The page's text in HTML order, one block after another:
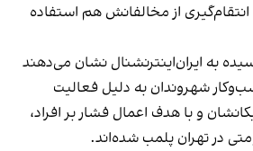
از مخالفانش هم استفاده
به ایران‌اینترنشنال نشان می‌دهند
شهروندان به دلیل فعالیت
و با هدف اعمال فشار بر افراد،
در تهران پلمب شده‌اند.